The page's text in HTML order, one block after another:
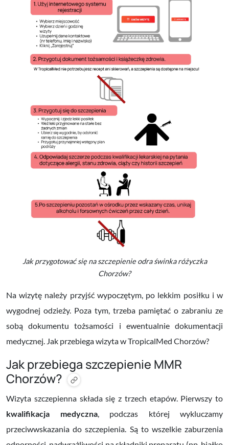
Jak przygotować się na szczepienie odra świnka różyczka
Chorzów?
Na wizytę należy przyjść wypoczętym, po lekkim posiłku i w
wygodnej odzieży. Poza tym, trzeba pamiętać o zabraniu ze
sobą dokumentu tożsamości i ewentualnie dokumentacji
medycznej. Jak przebiega wizyta w TropicalMed Chorzów?
Jak przebiega szczepienie MMR
Chorzów?
Wizyta szczepienna składa się z trzech etapów. Pierwszy to
kwalifikacja medyczna, podczas której wykluczamy
przeciwwskazania do szczepienia. Są to wszelkie zaburzenia